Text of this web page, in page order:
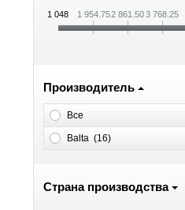
1 048 1 954.752 861.503 768.25
Производитель
Все
Balta (16)
Страна производства